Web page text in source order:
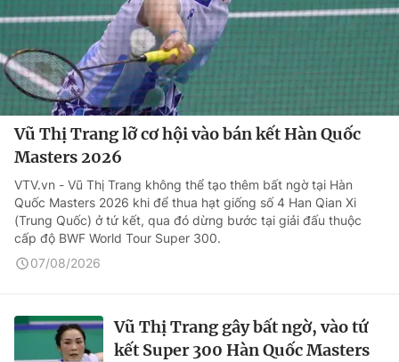
Vũ Thị Trang lỡ cơ hội vào bán kết Hàn Quốc
Masters 2026
VTV.vn - Vũ Thị Trang không thể tạo thêm bất ngờ tại Hàn
Quốc Masters 2026 khi để thua hạt giống số 4 Han Qian Xi
(Trung Quốc) ở tứ kết, qua đó dừng bước tại giải đấu thuộc
cấp độ BWF World Tour Super 300.
07/08/2026
Vũ Thị Trang gây bất ngờ, vào tứ
kết Super 300 Hàn Quốc Masters